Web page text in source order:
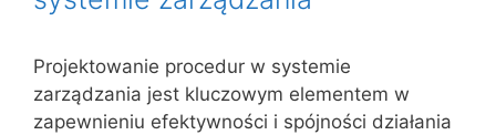
Projektowanie procedur w systemie
zarządzania jest kluczowym elementem w
zapewnieniu efektywności i spójności działania